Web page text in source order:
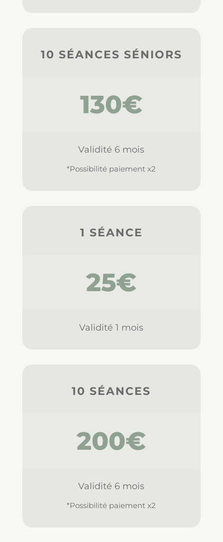
10 SÉANCES SÉNIORS
130€
Validité 6 mois
*Possibilité paiement x2
1 SÉANCE
25€
Validité 1 mois
10 SÉANCES
200€
Validité 6 mois
*Possibilité paiement x2